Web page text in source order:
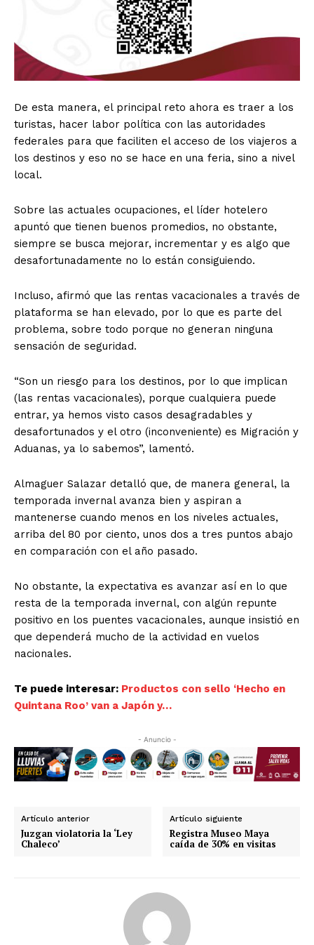
De esta manera, el principal reto ahora es traer a los
turistas, hacer labor política con las autoridades
federales para que faciliten el acceso de los viajeros a
los destinos y eso no se hace en una feria, sino a nivel
local.
Sobre las actuales ocupaciones, el líder hotelero
apuntó que tienen buenos promedios, no obstante,
siempre se busca mejorar, incrementar y es algo que
desafortunadamente no lo están consiguiendo.
Incluso, afirmó que las rentas vacacionales a través de
plataforma se han elevado, por lo que es parte del
problema, sobre todo porque no generan ninguna
sensación de seguridad.
“Son un riesgo para los destinos, por lo que implican
(las rentas vacacionales), porque cualquiera puede
entrar, ya hemos visto casos desagradables y
desafortunados y el otro (inconveniente) es Migración y
Aduanas, ya lo sabemos”, lamentó.
Almaguer Salazar detalló que, de manera general, la
temporada invernal avanza bien y aspiran a
mantenerse cuando menos en los niveles actuales,
arriba del 80 por ciento, unos dos a tres puntos abajo
en comparación con el año pasado.
No obstante, la expectativa es avanzar así en lo que
resta de la temporada invernal, con algún repunte
positivo en los puentes vacacionales, aunque insistió en
que dependerá mucho de la actividad en vuelos
nacionales.
Te puede interesar: Productos con sello ‘Hecho en
Quintana Roo’ van a Japón y…
- Anuncio -
Artículo anterior
Juzgan violatoria la ‘Ley
Chaleco’
Artículo siguiente
Registra Museo Maya
caída de 30% en visitas